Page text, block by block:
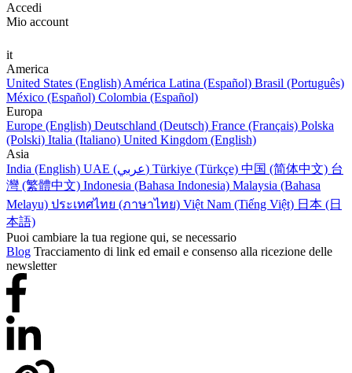
Accedi
Mio account
it
America
United States (English) América Latina (Español) Brasil (Português)
México (Español) Colombia (Español)
Europa
Europe (English) Deutschland (Deutsch) France (Français) Polska
(Polski) Italia (Italiano) United Kingdom (English)
Asia
India (English)
UAE (عربي) Türkiye (Türkçe) 中国 (简体中文) 台
灣 (繁體中文) Indonesia (Bahasa Indonesia) Malaysia (Bahasa
Melayu) ประเทศไทย (ภาษาไทย) Việt Nam (Tiếng Việt) 日本 (日
本語)
Puoi cambiare la tua regione qui, se necessario
Blog Tracciamento di link ed email e consenso alla ricezione delle
newsletter